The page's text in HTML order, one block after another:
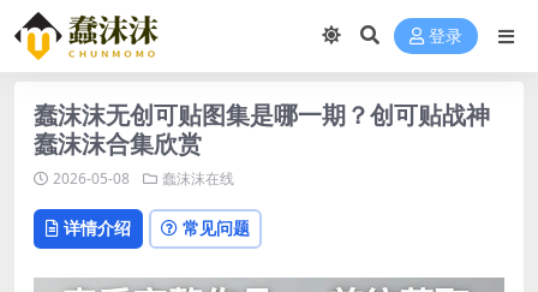
登录
蠢沫沫无创可贴图集是哪一期？创可贴战神
蠢沫沫合集欣赏
2026-05-08 蠢沫沫在线
详情介绍 常见问题